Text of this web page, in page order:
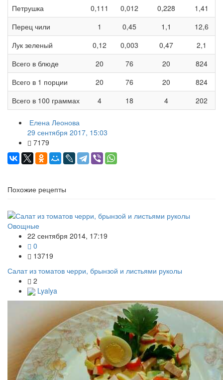
Петрушка
0,111 0,012 0,228
1,41
Перец чили
1 0,45 1,1
12,6
Лук зеленый
0,12 0,003 0,47
2,1
Всего в блюде
20 76 20
824
Всего в 1 порции
20 76 20
824
Всего в 100 граммах
4 18 4 202
Елена Леонова
29 сентября 2017, 15:03
7179
Похожие рецепты
Овощные
22 сентября 2014, 17:19
0
13719
Салат из томатов черри, брынзой и листьями руколы
2
Lyalya